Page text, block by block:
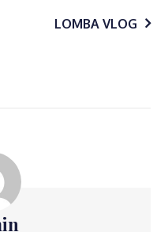
LOMBA VLOG